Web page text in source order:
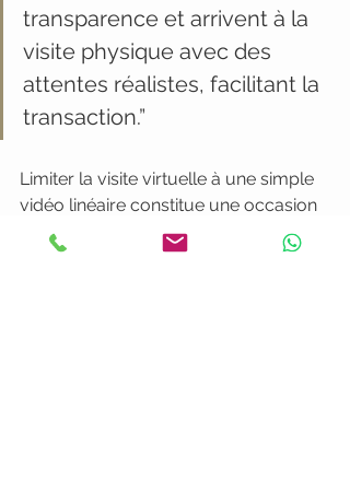
transparence et arrivent à la
visite physique avec des
attentes réalistes, facilitant la
transaction.”
Limiter la visite virtuelle à une simple
vidéo linéaire constitue une occasion
manquée. L’interactivité et le contrôle
utilisateur différencient une véritable